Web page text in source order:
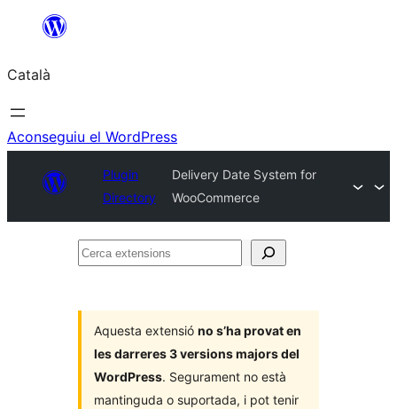
contingut
Català
Aconseguiu el WordPress
Plugin
Directory
Delivery Date System for
WooCommerce
Cerca
Aquesta extensió no s’ha provat en
les darreres 3 versions majors del
WordPress. Segurament no està
mantinguda o suportada, i pot tenir